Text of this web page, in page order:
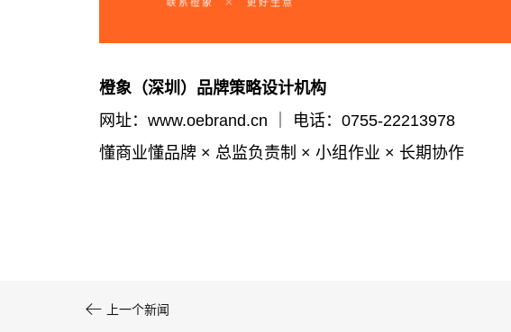
橙象 （深圳）品牌策略设计机构
网址：www.oebrand.cn
电话：0755-22213978
懂商业懂品牌 × 总监负责制 × 小组作业 × 长期协作
 上一个新闻
品牌设计｜禄小李糕点